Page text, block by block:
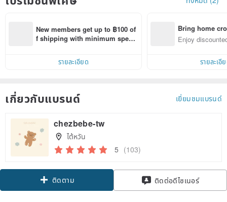
New members get up to ฿100 of
f shipping with minimum spen
within 7 days!
รายละเอียด
Bring home
n with ease
Enjoy
รายละเอี
เกี่ยวกับแบรนด์ เยี่ยมชมแบรนด์
chezbebe-tw
ไต้หวัน
5 (103)
ติดตาม ติดต่อดีไซเนอร์